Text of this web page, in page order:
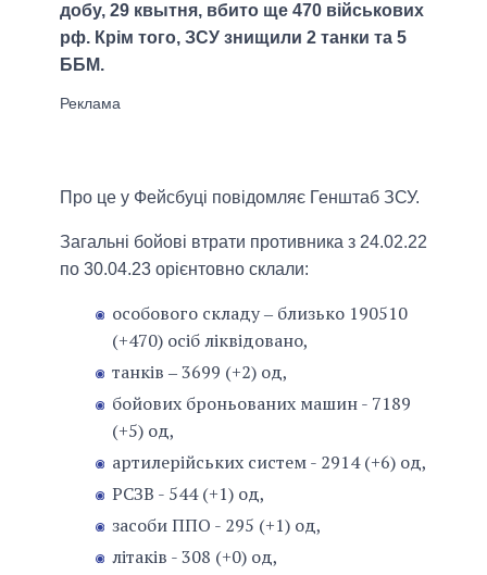
добу, 29 квытня, вбито ще 470 військових
рф. Крім того, ЗСУ знищили 2 танки та 5
ББМ.
Про це у Фейсбуці повідомляє Генштаб ЗСУ.
Загальні бойові втрати противника з 24.02.22
по 30.04.23 орієнтовно склали:
особового складу ‒ близько 190510
(+470) осіб ліквідовано,
танків ‒ 3699 (+2) од,
бойових броньованих машин - 7189
(+5) од,
артилерійських систем - 2914 (+6) од,
РСЗВ - 544 (+1) од,
засоби ППО - 295 (+1) од,
літаків - 308 (+0) од,